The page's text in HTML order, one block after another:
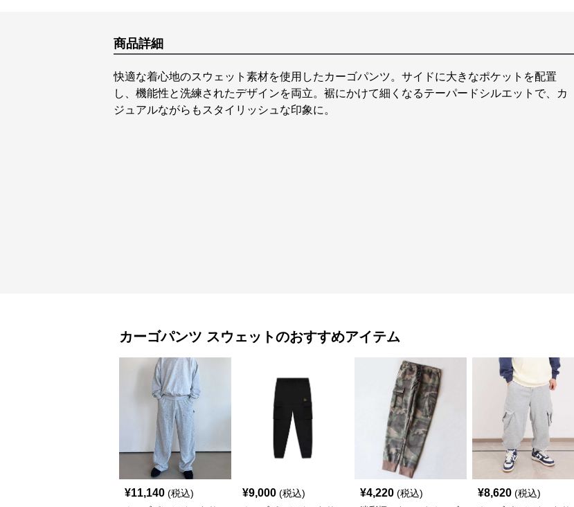
商品詳細
快適な着心地のスウェット素材を使用したカーゴパンツ。サイドに大きなポケットを配置
し、機能性と洗練されたデザインを両立。裾にかけて細くなるテーパードシルエットで、カ
ジュアルながらもスタイリッシュな印象に。
カーゴパンツ スウェットのおすすめアイテム
¥11,140 (税込) ¥9,000 (税込) ¥4,220 (税込) ¥8,620 (税込)